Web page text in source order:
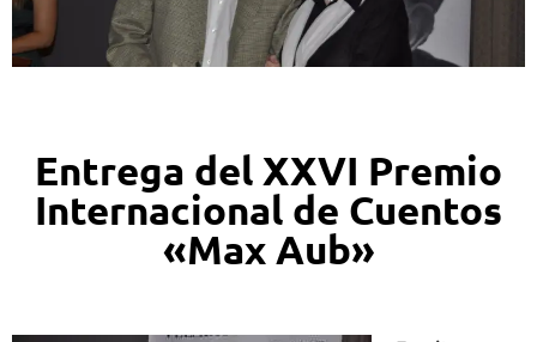
Entrega del XXVI Premio
Internacional de Cuentos
«Max Aub»